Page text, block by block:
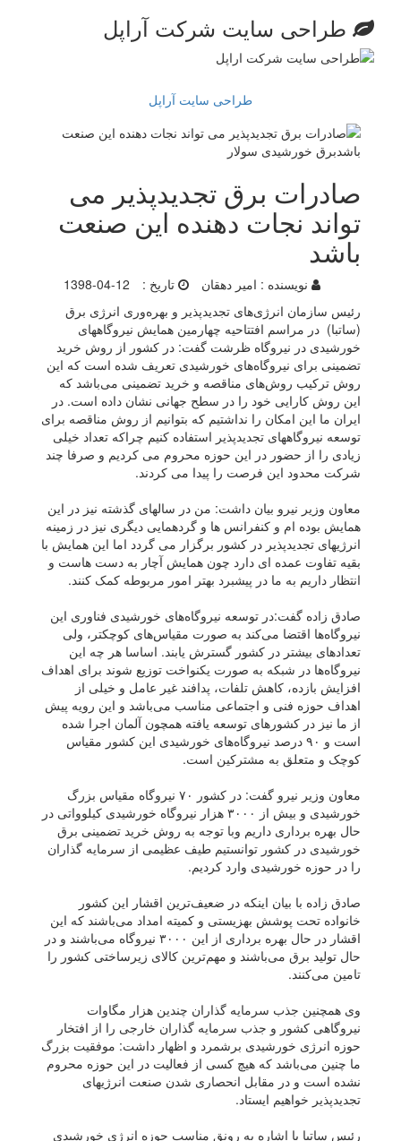
طراحی سایت شرکت آراپل
طراحی سایت آراپل
صادرات برق تجدیدپذیر می
تواند نجات دهنده این صنعت
باشد
نویسنده : امیر دهقان تاریخ :
1398-04-12
رئیس سازمان انرژی‌های تجدیدپذیر و بهره‌وری انرژی برق
(ساتبا) در مراسم افتتاحیه چهارمین همایش نیروگاههای
خورشیدی در نیروگاه ظرشت گفت: در کشور از روش خرید
تضمینی برای نیروگاه‌های خورشیدی تعریف شده است که این
روش ترکیب روش‌های مناقصه و خرید تضمینی می‌باشد که
این روش کارایی خود را در سطح جهانی نشان داده است. در
ایران ما این امکان را نداشتیم که بتوانیم از روش مناقصه برای
توسعه نیروگاههای تجدیدپذیر استفاده کنیم چراکه تعداد خیلی
زیادی را از حضور در این حوزه محروم می کردیم و صرفا چند
شرکت محدود این فرصت را پیدا می کردند.
معاون وزیر نیرو بیان داشت: من در سالهای گذشته نیز در این
همایش بوده ام و کنفرانس ها و گردهمایی دیگری نیز در زمینه
انرژیهای تجدیدپذیر در کشور برگزار می گردد اما این همایش با
بقیه تفاوت عمده ای دارد چون همایش آچار به دست هاست و
انتظار داریم به ما در پیشبرد بهتر امور مربوطه کمک کنند.
صادق زاده گفت:در توسعه نیروگاه‌های خورشیدی فناوری این
نیروگاه‌ها اقتضا می‌کند به صورت مقیاس‌های کوچکتر، ولی
تعداد‌های بیشتر در کشور گسترش یابند. اساسا هر چه این
نیروگاه‌ها در شبکه به صورت یکنواخت توزیع شوند برای اهداف
افزایش بازده، کاهش تلفات، پدافند غیر عامل و خیلی از
اهداف حوزه فنی و اجتماعی مناسب می‌باشد و این رویه پیش
از ما نیز در کشور‌های توسعه یافته همچون آلمان اجرا شده
است و ۹۰ درصد نیروگاه‌های خورشیدی این کشور مقیاس
کوچک و متعلق به مشترکین است.
معاون وزیر نیرو گفت: در کشور ۷۰ نیروگاه مقیاس بزرگ
خورشیدی و بیش از ۳۰۰۰ هزار نیروگاه خورشیدی کیلوواتی در
حال بهره برداری داریم وبا توجه به روش خرید تضمینی برق
خورشیدی در کشور توانستیم طیف عظیمی از سرمایه گذاران
را در حوزه خورشیدی وارد کردیم.
صادق زاده با بیان اینکه در ضعیف‌ترین اقشار این کشور
خانواده تحت پوشش بهزیستی و کمیته امداد می‌باشند که این
اقشار در حال بهره برداری از این ۳۰۰۰ نیروگاه می‌باشند و در
حال تولید برق می‌باشند و مهم‌ترین کالای زیرساختی کشور را
تامین می‌کنند.
وی همچنین جذب سرمایه گذاران چندین هزار مگاوات
نیروگاهی کشور و جذب سرمایه گذاران خارجی را از افتخار
حوزه انرژی خورشیدی برشمرد و اظهار داشت: موفقیت بزرگ
ما چنین می‌باشد که هیچ کسی از فعالیت در این حوزه محروم
نشده است و در مقابل انحصاری شدن صنعت انرژیهای
تجدیدپذیر خواهیم ایستاد.
رئیس ساتبا با اشاره به رونق مناسب حوزه انرژی خورشیدی